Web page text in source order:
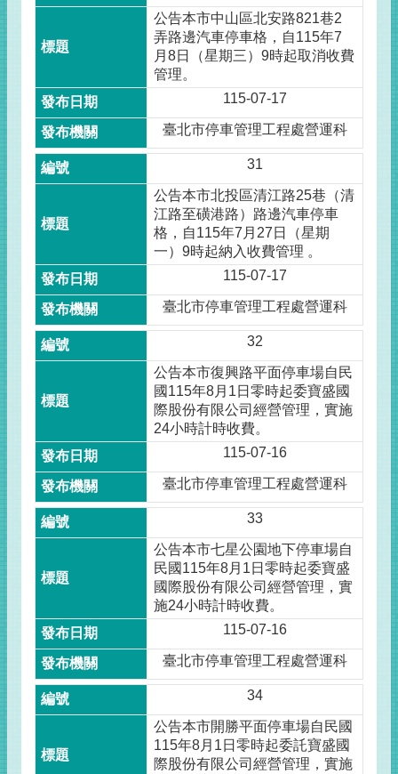
公告本市中山區北安路821巷2
弄路邊汽車停車格，自115年7
月8日（星期三）9時起取消收費
管理。
115-07-17
臺北市停車管理工程處營運科
31
公告本市北投區清江路25巷（清
江路至磺港路）路邊汽車停車
格，自115年7月27日（星期
一）9時起納入收費管理 。
115-07-17
臺北市停車管理工程處營運科
32
公告本市復興路平面停車場自民
國115年8月1日零時起委寶盛國
際股份有限公司經營管理，實施
24小時計時收費。
115-07-16
臺北市停車管理工程處營運科
33
公告本市七星公園地下停車場自
民國115年8月1日零時起委寶盛
國際股份有限公司經營管理，實
施24小時計時收費。
115-07-16
臺北市停車管理工程處營運科
34
公告本市開勝平面停車場自民國
115年8月1日零時起委託寶盛國
際股份有限公司經營管理，實施